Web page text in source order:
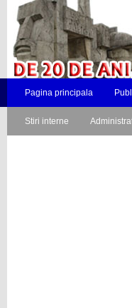
Pagina principala
Stiri interne